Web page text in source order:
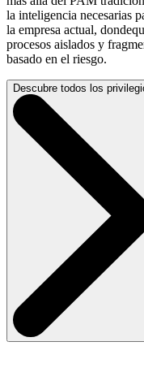
la inteligencia necesarias
la empresa actual,
procesos aislados y
basado en el riesgo.
Descubre todos los